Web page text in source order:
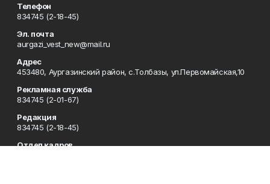
Телефон
834745 (2-18-45)
Эл. почта
aurgazi_vest_new@mail.ru
Адрес
453480, Аургазинский район, с.Толбазы, ул.Первомайская,10
Рекламная служба
834745 (2-01-67)
Редакция
834745 (2-18-45)
Отдел кадров